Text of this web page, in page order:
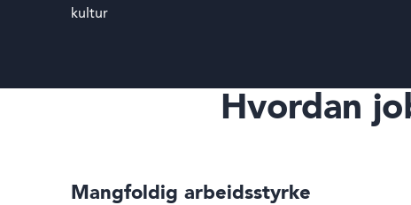
kultur
Hvordan
Mangfoldig arbeidsstyrke